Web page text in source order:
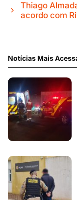
Thiago
acordo com
Notícias Mais